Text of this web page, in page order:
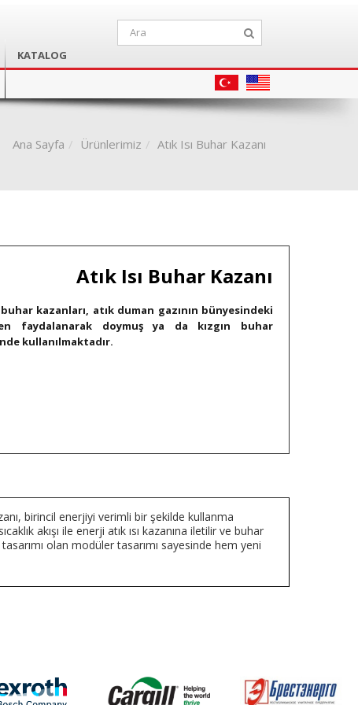
KATALOG
Ana Sayfa Ürünlerimiz Atık Isı Buhar Kazanı
Atık Isı Buhar Kazanı
buhar kazanları, atık duman gazının bünyesindeki
faydalanarak doymuş ya da kızgın buhar
kullanılmaktadır.
birincil enerjiyi verimli bir şekilde kullanma
akışı ile enerji atık ısı kazanına iletilir ve buhar
olan modüler tasarımı sayesinde hem yeni